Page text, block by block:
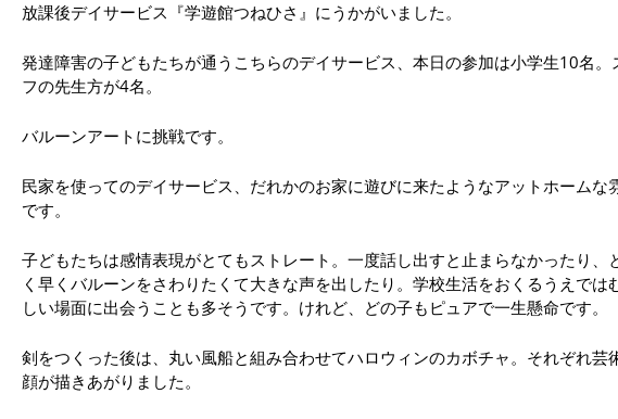
放課後デイサービス『学遊館つねひさ』にうかがいました。
発達障害の子どもたちが通うこちらのデイサービス、本日の参加は小学生10名。
フの先生方が4名。
バルーンアートに挑戦です。
民家を使ってのデイサービス、だれかのお家に遊びに来たようなアットホームな
です。
子どもたちは感情表現がとてもストレート。一度話し出すと止まらなかったり、
く早くバルーンをさわりたくて大きな声を出したり。学校生活をおくるうえでは
しい場面に出会うことも多そうです。けれど、どの子もピュアで一生懸命です。
剣をつくった後は、丸い風船と組み合わせてハロウィンのカボチャ。それぞれ芸
顔が描きあがりました。